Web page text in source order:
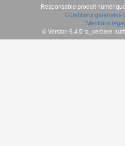
Responsable produit numérique
Conditions générales
Mentions
© Version 6.4.5-tc_cerbere-